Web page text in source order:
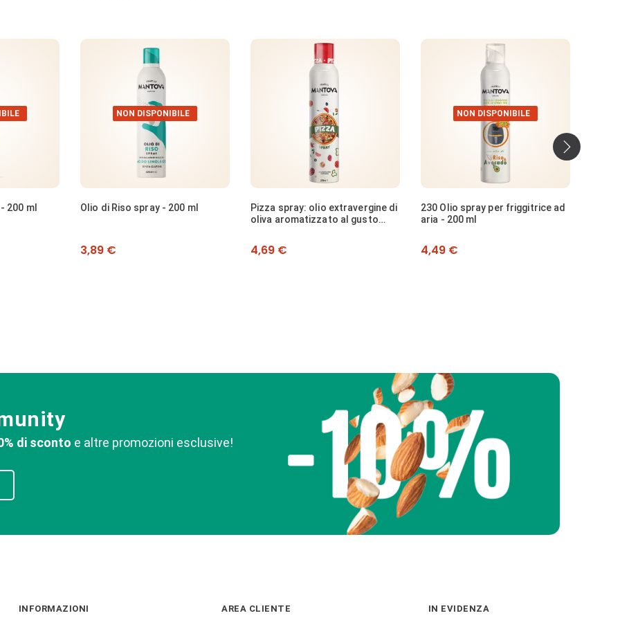
ml
Pizza spray: olio extravergine di
Prezzo
4,69 €
NON DISPONIBILE
230 Olio spray per friggitrice ad
aria - 200 ml
Prezzo
4,49 €
NON DISPONIBILE
Olio di semi di lino spray - 200 ml
Prezzo
3,69 €
di sconto e altre promozioni esclusive!
INFORMAZIONI AREA CLIENTE IN EVIDENZA